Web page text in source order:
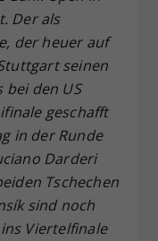
Der als
der heuer auf
seinen
bei den US
geschafft
in der Runde
Darderi
Tschechen
sind noch
Viertelfinale
Ihre Consent-
anderem eine
für die
Ihrer
falls der
dies eingestellt